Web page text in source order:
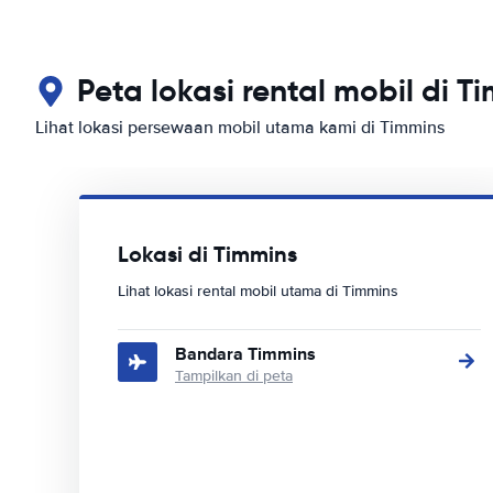
Peta lokasi rental mobil di
Lihat lokasi persewaan mobil utama kami di Timmins
Lokasi di Timmins
Lihat lokasi rental mobil utama di Timmins
Bandara Timmins
Tampilkan di peta